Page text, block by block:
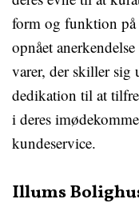
form og funktion
opnået
varer, der skiller sig
dedikation til at
i deres
kundeservice.
Illums